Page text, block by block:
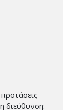
διεύθυνση: